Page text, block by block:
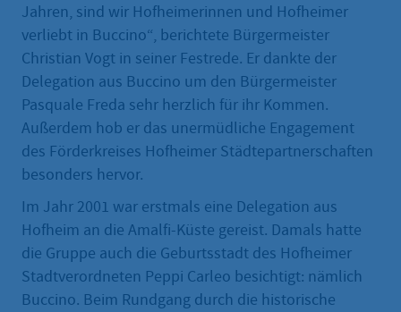
Jahren, sind wir Hofheimerinnen und Hofheimer
verliebt in Buccino“, berichtete Bürgermeister
Christian Vogt in seiner Festrede. Er dankte der
Delegation aus Buccino um den Bürgermeister
Pasquale Freda sehr herzlich für ihr Kommen.
Außerdem hob er das unermüdliche Engagement
des Förderkreises Hofheimer Städtepartnerschaften
besonders hervor.
Im Jahr 2001 war erstmals eine Delegation aus
Hofheim an die Amalfi-Küste gereist. Damals hatte
die Gruppe auch die Geburtsstadt des Hofheimer
Stadtverordneten Peppi Carleo besichtigt: nämlich
Buccino. Beim Rundgang durch die historische